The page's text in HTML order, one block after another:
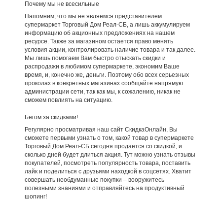
Почему мы не всесильные
Напомним, что мы не являемся представителем
супермаркет Торговый Дом Реал-СБ, а лишь аккумулируем
информацию об акционных предложениях на нашем
ресурсе. Также за магазином остается право менять
условия акции, контролировать наличие товара и так далее.
Мы лишь помогаем Вам быстро отыскать скидки и
распродажи в любимом супермаркете, экономим Ваше
время, и, конечно же, деньги. Поэтому обо всех серьезных
проколах в конкретных магазинах сообщайте напрямую
администрации сети, так как мы, к сожалению, никак не
сможем повлиять на ситуацию.
Бегом за скидками!
Регулярно просматривая наш сайт СкидкаОнлайн, Вы
сможете первыми узнать о том, какой товар в супермаркете
Торговый Дом Реал-СБ сегодня продается со скидкой, и
сколько дней будет длиться акция. Тут можно узнать отзывы
покупателей, посмотреть популярность товара, поставить
лайк и поделиться с друзьями находкой в соцсетях. Хватит
совершать необдуманные покупки – вооружитесь
полезными знаниями и отправляйтесь на продуктивный
шопинг!